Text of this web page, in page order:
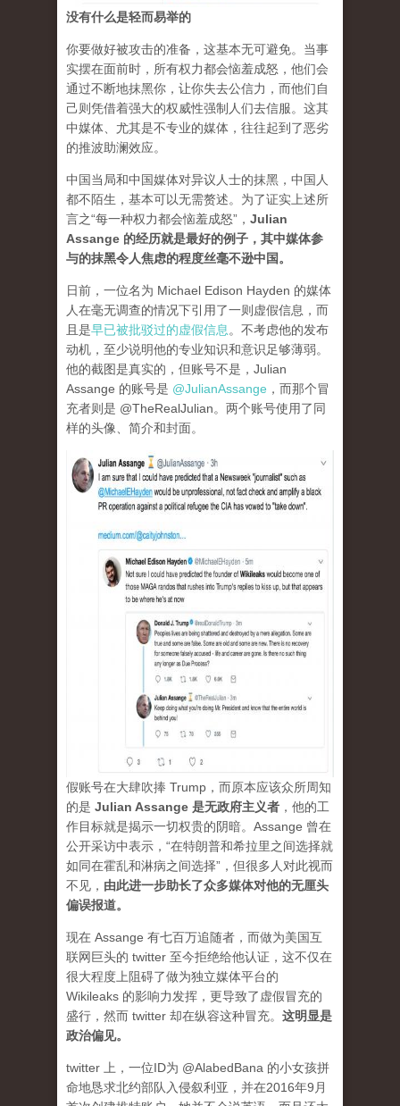
没有什么是轻而易举的
你要做好被攻击的准备，这基本无可避免。当事
实摆在面前时，所有权力都会恼羞成怒，他们会
通过不断地抹黑你，让你失去公信力，而他们自
己则凭借着强大的权威性强制人们去信服。这其
中媒体、尤其是不专业的媒体，往往起到了恶劣
的推波助澜效应。
中国当局和中国媒体对异议人士的抹黑，中国人
都不陌生，基本可以无需赘述。为了证实上述所
言之“每一种权力都会恼羞成怒”， Julian
Assange 的经历就是最好的例子，其中媒体参
与的抹黑令人焦虑的程度丝毫不逊中国。
日前，一位名为 Michael Edison Hayden 的媒体
人在毫无调查的情况下引用了一则虚假信息，而
且是早已被批驳过的虚假信息 。不考虑他的发布
动机，至少说明他的专业知识和意识足够薄弱。
他的截图是真实的，但账号不是，Julian
Assange 的账号是 @JulianAssange ，而那个冒
充者则是 @TheRealJulian。两个账号使用了同
样的头像、简介和封面。
假账号在大肆吹捧 Trump，而原本应该众所周知
的是 Julian Assange 是无政府主义者 ，他的工
作目标就是揭示一切权贵的阴暗。Assange 曾在
公开采访中表示，“在特朗普和希拉里之间选择就
如同在霍乱和淋病之间选择”，但很多人对此视而
不见， 由此进一步助长了众多媒体对他的无厘头
偏误报道。
现在 Assange 有七百万追随者，而做为美国互
联网巨头的 twitter 至今拒绝给他认证，这不仅在
很大程度上阻碍了做为独立媒体平台的
Wikileaks 的影响力发挥，更导致了虚假冒充的
盛行，然而 twitter 却在纵容这种冒充。 这明显是
政治偏见。
twitter 上，一位ID为 @AlabedBana 的小女孩拼
命地恳求北约部队入侵叙利亚，并在2016年9月